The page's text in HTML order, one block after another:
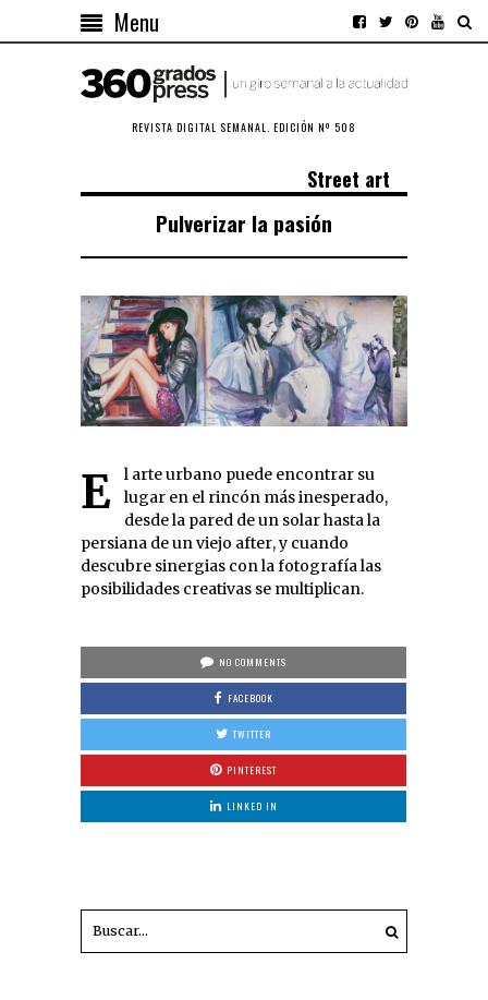
Menu
REVISTA DIGITAL SEMANAL. EDICIÓN Nº 508
Street art
Pulverizar la pasión
El arte urbano puede encontrar su
lugar en el rincón más inesperado,
desde la pared de un solar hasta la
persiana de un viejo after, y cuando
descubre sinergias con la fotografía las
posibilidades creativas se multiplican.
NO COMMENTS
FACEBOOK
TWITTER
PINTEREST
LINKED IN